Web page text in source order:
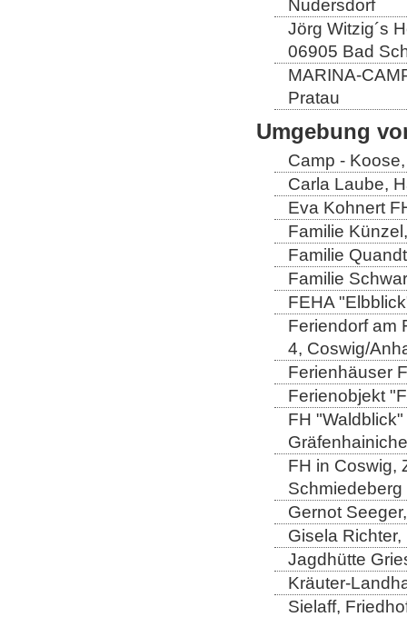
Nudersdorf
Jörg Witzig´s
06905 Bad
MARINA-
Pratau
Umgebung
Camp -
Carla Laube,
Eva Kohnert
Familie
Familie
Familie
FEHA
Feriendorf am
4, Coswig/
Ferienhäuser
Ferienobjekt
FH
FH in Coswig,
Schmiedeberg
Gernot
Gisela
Jagdhütte
Kräuter-
Sielaff,